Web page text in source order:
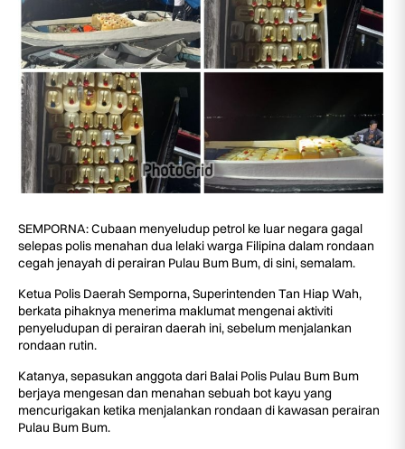
SEMPORNA: Cubaan menyeludup petrol ke luar negara gagal
selepas polis menahan dua lelaki warga Filipina dalam rondaan
cegah jenayah di perairan Pulau Bum Bum, di sini, semalam.
Ketua Polis Daerah Semporna, Superintenden Tan Hiap Wah,
berkata pihaknya menerima maklumat mengenai aktiviti
penyeludupan di perairan daerah ini, sebelum menjalankan
rondaan rutin.
Katanya, sepasukan anggota dari Balai Polis Pulau Bum Bum
berjaya mengesan dan menahan sebuah bot kayu yang
mencurigakan ketika menjalankan rondaan di kawasan perairan
Pulau Bum Bum.